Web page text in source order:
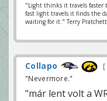
"Light thinks it travels
fast light travels it finds the
waiting for it." Terry Pratchett
Collapo
"Nevermore."
"már lent volt a